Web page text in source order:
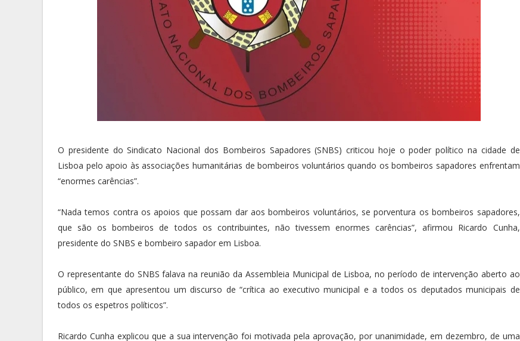
O presidente do Sindicato Nacional dos Bombeiros Sapadores (SNBS) criticou hoje o poder político na cidade de
Lisboa pelo apoio às associações humanitárias de bombeiros voluntários quando os bombeiros sapadores enfrentam
“enormes carências”.
“Nada temos contra os apoios que possam dar aos bombeiros voluntários, se porventura os bombeiros sapadores,
que são os bombeiros de todos os contribuintes, não tivessem enormes carências”, afirmou Ricardo Cunha,
presidente do SNBS e bombeiro sapador em Lisboa.
O representante do SNBS falava na reunião da Assembleia Municipal de Lisboa, no período de intervenção aberto ao
público, em que apresentou um discurso de “crítica ao executivo municipal e a todos os deputados municipais de
todos os espetros políticos”.
Ricardo Cunha explicou que a sua intervenção foi motivada pela aprovação, por unanimidade, em dezembro, de uma